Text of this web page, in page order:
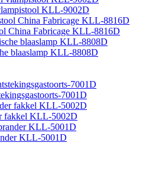
KLL-9002D
China Fabricage KLL-8816D
blaaslamp KLL-8808D
7001D
fakkel KLL-5002D
KLL-5001D